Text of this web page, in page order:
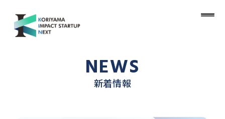
NEWS
新着情報